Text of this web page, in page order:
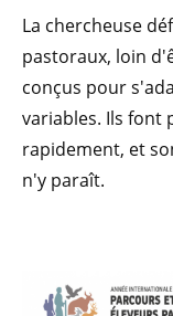
La chercheuse
pastoraux, loin
conçus pour
variables. Ils font
rapidement, et
n'y paraît.